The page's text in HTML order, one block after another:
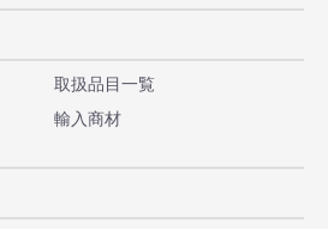
取扱品目一覧
輸入商材